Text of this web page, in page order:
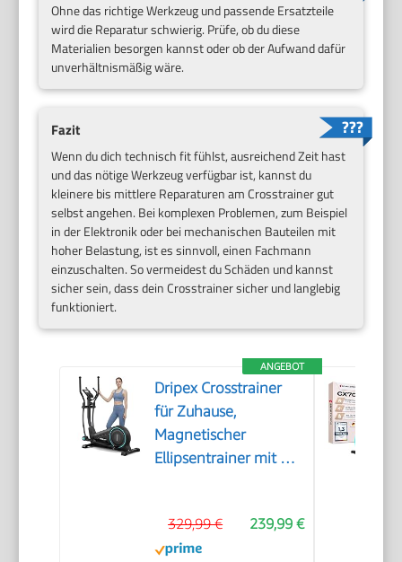
Ohne das richtige Werkzeug und passende Ersatzteile
wird die Reparatur schwierig. Prüfe, ob du diese
Materialien besorgen kannst oder ob der Aufwand dafür
unverhältnismäßig wäre.
Fazit
Wenn du dich technisch fit fühlst, ausreichend Zeit hast
und das nötige Werkzeug verfügbar ist, kannst du
kleinere bis mittlere Reparaturen am Crosstrainer gut
selbst angehen. Bei komplexen Problemen, zum Beispiel
in der Elektronik oder bei mechanischen Bauteilen mit
hoher Belastung, ist es sinnvoll, einen Fachmann
einzuschalten. So vermeidest du Schäden und kannst
sicher sein, dass dein Crosstrainer sicher und langlebig
funktioniert.
ANGEBOT
Dripex Crosstrainer
für Zuhause,
Magnetischer
Ellipsentrainer mit 8
Ellipsentrainer für
Zuhause, 16
239,99 €
329,99 €